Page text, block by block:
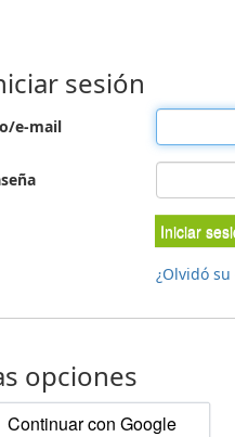
sesión
e-mail
Iniciar
¿Olvidó
opciones
Continuar con Google